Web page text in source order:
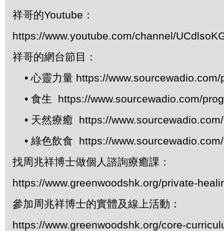
祥哥的Youtube：
https://www.youtube.com/channel/
祥哥的網台節目：
• 心靈力量 https://
• 食生 https://www.sourcewadio.com/
• 天然療癒 https://
• 綠色飲食 https://
找周兆祥博士做個人諮詢療癒課：
https://www.greenwoodshk.org/private-
參加周兆祥博士的實體及線上活動：
https://www.greenwoodshk.org/core-